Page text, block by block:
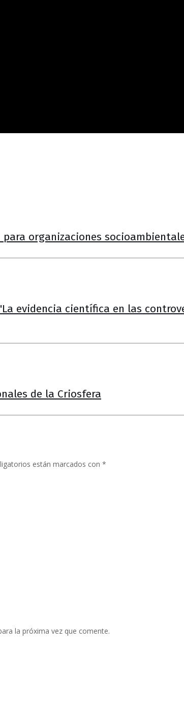
para organizaciones
evidencia científica en las
de la Criosfera
están marcados con *
la próxima vez que comente.